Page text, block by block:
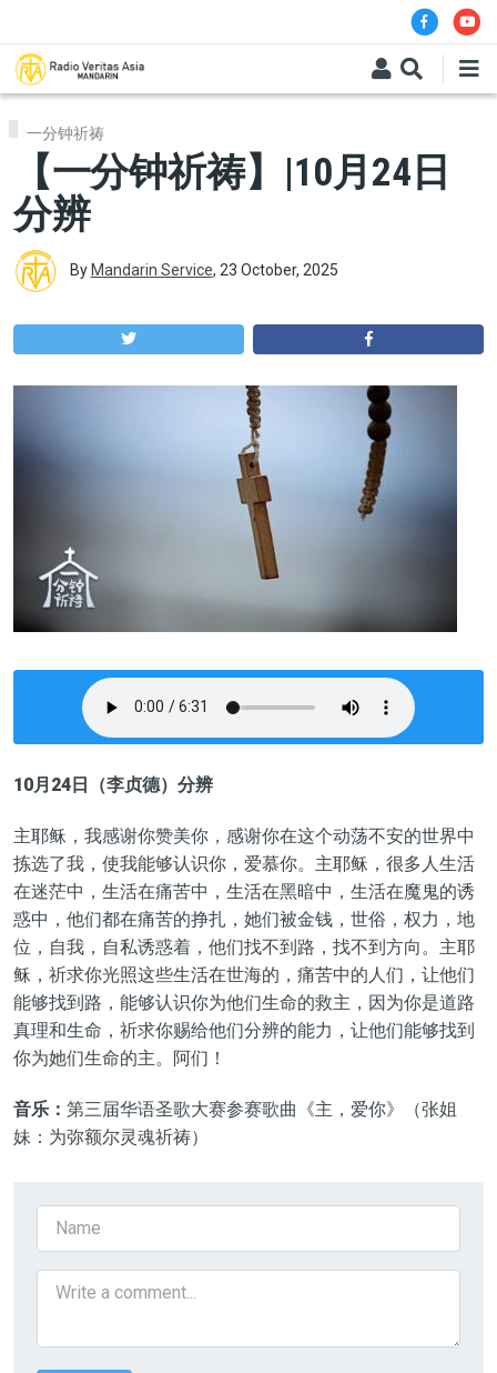
一分钟祈祷
【一分钟祈祷】|10月24日
分辨
By Mandarin Service, 23 October, 2025
10月24日（李贞德）分辨
主耶稣，我感谢你赞美你，感谢你在这个动荡不安的世界中
拣选了我，使我能够认识你，爱慕你。主耶稣，很多人生活
在迷茫中，生活在痛苦中，生活在黑暗中，生活在魔鬼的诱
惑中，他们都在痛苦的挣扎，她们被金钱，世俗，权力，地
位，自我，自私诱惑着，他们找不到路，找不到方向。主耶
稣，祈求你光照这些生活在世海的，痛苦中的人们，让他们
能够找到路，能够认识你为他们生命的救主，因为你是道路
真理和生命，祈求你赐给他们分辨的能力，让他们能够找到
你为她们生命的主。 阿们！
音乐： 第三届华语圣歌大赛参赛歌曲《主，爱你》（张姐
妹：为弥额尔灵魂祈祷）